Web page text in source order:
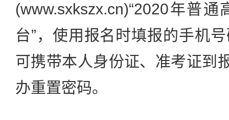
(www.sxkszx.cn)“2020年普
台”，使用报名时填报的手机
可携带本人身份证、准考证到
办重置密码。